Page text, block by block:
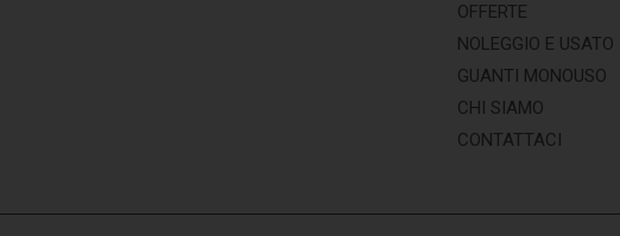
OFFERTE
NOLEGGIO E USATO
GUANTI MONOUSO
CHI SIAMO
CONTATTACI